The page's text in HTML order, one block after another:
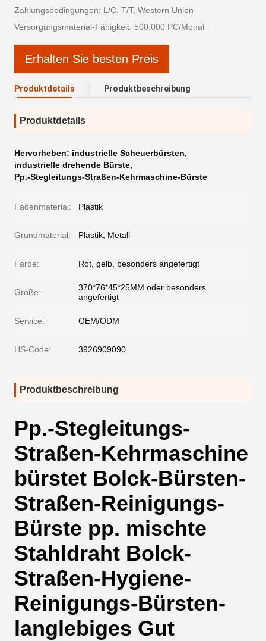
Zahlungsbedingungen: L/C, T/T, Western Union
Versorgungsmaterial-Fähigkeit: 500.000 PC/Monat
Erhalten Sie besten Preis
Produktdetails Produktbeschreibung
Produktdetails
Hervorheben: industrielle Scheuerbürsten,
industrielle drehende Bürste,
Pp.-Stegleitungs-Straßen-Kehrmaschine-Bürste
Fadenmaterial: Plastik
Grundmaterial: Plastik, Metall
Farbe: Rot, gelb, besonders angefertigt
Größe:
370*76*45*25MM oder besonders
angefertigt
Service: OEM/ODM
HS-Code: 3926909090
Produktbeschreibung
Pp.-Stegleitungs-
Straßen-Kehrmaschine
bürstet Bolck-Bürsten-
Straßen-Reinigungs-
Bürste pp. mischte
Stahldraht Bolck-
Straßen-Hygiene-
Reinigungs-Bürsten-
langlebiges Gut